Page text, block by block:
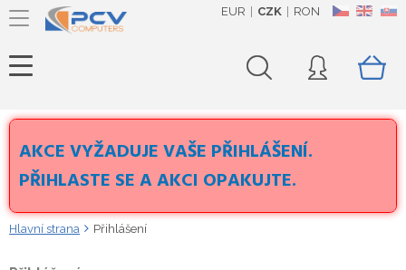
CZ EN SK
EUR CZK RON
AKCE VYŽADUJE VAŠE PŘIHLÁŠENÍ.
PŘIHLASTE SE A AKCI OPAKUJTE.
Hlavní strana Přihlášení